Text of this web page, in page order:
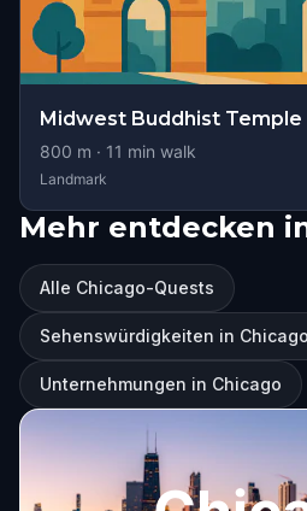
Midwest Buddhist Temple
800 m · 11 min walk
Landmark
Mehr entdecken
Alle Chicago-Quests
Sehenswürdigkeiten in Chicago
Unternehmungen in Chicago